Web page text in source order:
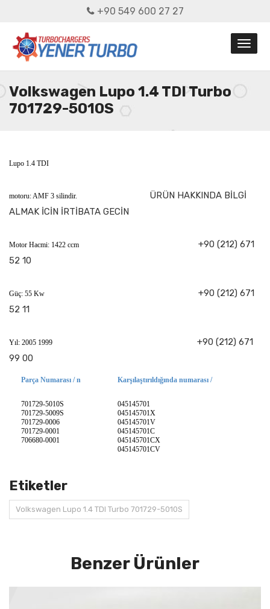
+90 549 600 27 27
Volkswagen Lupo 1.4 TDI Turbo
701729-5010S
Lupo 1.4 TDI
motoru: AMF 3 silindir. ÜRÜN HAKKINDA BİLGİ
ALMAK İCİN İRTİBATA GECİN
Motor Hacmi: 1422 ccm +90 (212) 671
52 10
Güç: 55 Kw +90 (212) 671
52 11
Yıl: 2005 1999 +90 (212) 671
99 00
Parça Numarası / n
701729-5010S
701729-5009S
701729-0006
701729-0001
706680-0001
Karşılaştırıldığında numarası /
045145701
045145701X
045145701V
045145701C
045145701CX
045145701CV
Etiketler
Volkswagen Lupo 1.4 TDI Turbo 701729-5010S
Benzer Ürünler